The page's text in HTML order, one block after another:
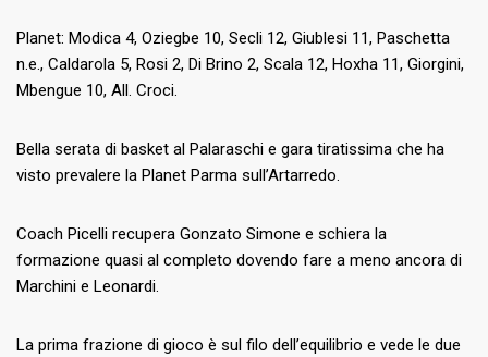
Planet: Modica 4, Oziegbe 10, Secli 12, Giublesi 11, Paschetta
n.e., Caldarola 5, Rosi 2, Di Brino 2, Scala 12, Hoxha 11, Giorgini,
Mbengue 10, All. Croci.
Bella serata di basket al Palaraschi e gara tiratissima che ha
visto prevalere la Planet Parma sull’Artarredo.
Coach Picelli recupera Gonzato Simone e schiera la
formazione quasi al completo dovendo fare a meno ancora di
Marchini e Leonardi.
La prima frazione di gioco è sul filo dell’equilibrio e vede le due